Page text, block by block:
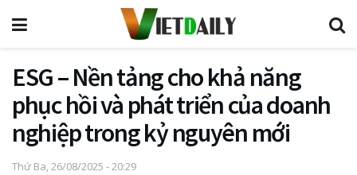
ESG – Nền tảng cho khả năng
phục hồi và phát triển của doanh
nghiệp trong kỷ nguyên mới
Thứ Ba, 26/08/2025 - 20:29